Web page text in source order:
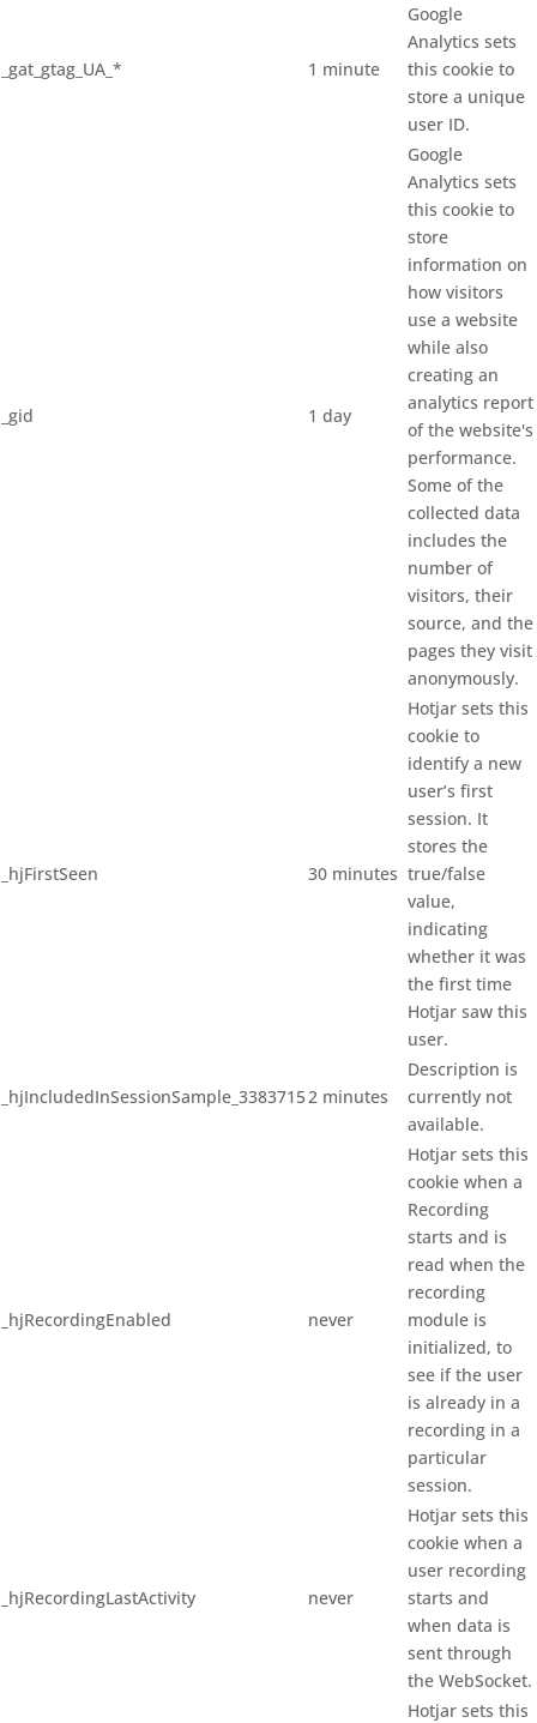
_gat_gtag_UA_* 1 minute
Google
Analytics sets
this cookie to
store a unique
user ID.
_gid 1 day
Google
Analytics sets
this cookie to
store
information on
how visitors
use a website
while also
creating an
analytics report
of the website's
performance.
Some of the
collected data
includes the
number of
visitors, their
source, and the
pages they visit
anonymously.
_hjFirstSeen 30 minutes
Hotjar sets this
cookie to
identify a new
user’s first
session. It
stores the
true/false
value,
indicating
whether it was
the first time
Hotjar saw this
user.
_hjIncludedInSessionSample_33837152 minutes
Description is
currently not
available.
_hjRecordingEnabled never
Hotjar sets this
cookie when a
Recording
starts and is
read when the
recording
module is
initialized, to
see if the user
is already in a
recording in a
particular
session.
_hjRecordingLastActivity never
Hotjar sets this
cookie when a
user recording
starts and
when data is
sent through
the WebSocket.
Hotjar sets this